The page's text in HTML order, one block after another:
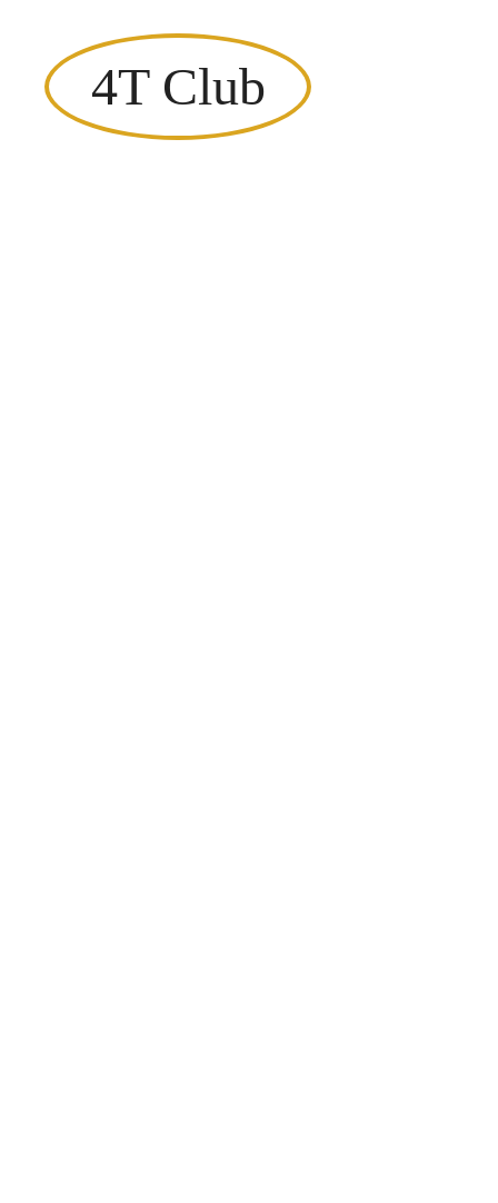
4T Club